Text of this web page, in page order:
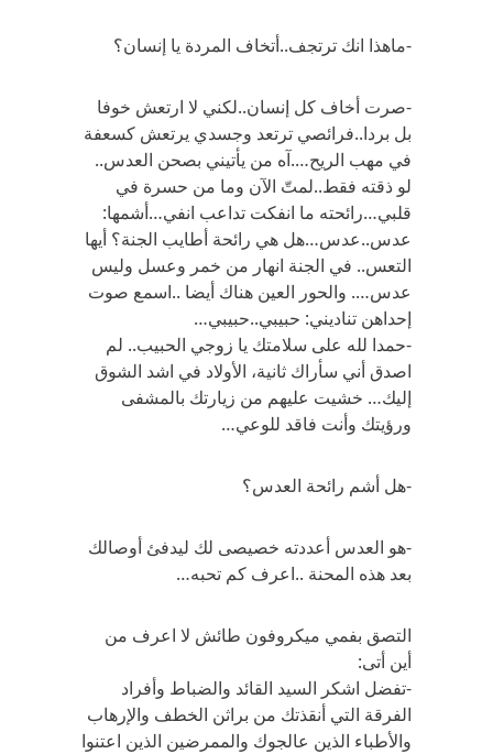
-ماهذا انك ترتجف..أتخاف المردة يا إنسان؟
-صرت أخاف كل إنسان..لكني لا ارتعش خوفا
بل بردا..فرائصي ترتعد وجسدي يرتعش كسعفة
في مهب الريح….آه من يأتيني بصحن العدس..
لو ذقته فقط..لمتّ الآن وما من حسرة في
قلبي…رائحته ما انفكت تداعب انفي…أشمها:
عدس..عدس…هل هي رائحة أطايب الجنة؟ أيها
التعس.. في الجنة انهار من خمر وعسل وليس
عدس…. والحور العين هناك أيضا ..اسمع صوت
إحداهن تناديني: حبيبي..حبيبي…
-حمدا لله على سلامتك يا زوجي الحبيب.. لم
اصدق أني سأراك ثانية، الأولاد في اشد الشوق
إليك… خشيت عليهم من زيارتك بالمشفى
ورؤيتك وأنت فاقد للوعي…
-هل أشم رائحة العدس؟
-هو العدس أعددته خصيصى لك ليدفئ أوصالك
بعد هذه المحنة ..اعرف كم تحبه…
التصق بفمي ميكروفون طائش لا اعرف من
أين أتى:
-تفضل اشكر السيد القائد والضباط وأفراد
الفرقة التي أنقذتك من براثن الخطف والإرهاب
والأطباء الذين عالجوك والممرضين الذين اعتنوا